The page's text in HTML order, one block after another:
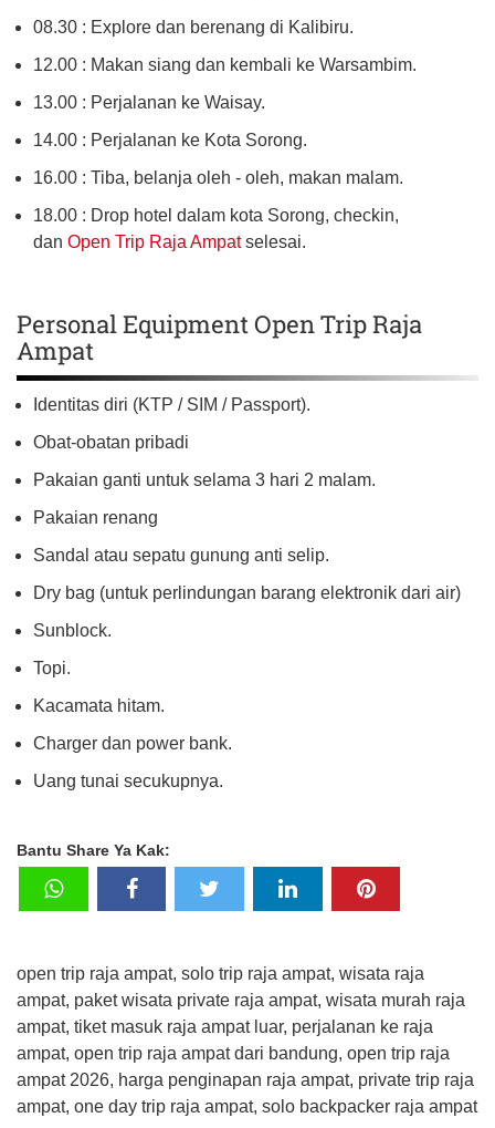
08.30 : Explore dan berenang di Kalibiru.
12.00 : Makan siang dan kembali ke Warsambim.
13.00 : Perjalanan ke Waisay.
14.00 : Perjalanan ke Kota Sorong.
16.00 : Tiba, belanja oleh - oleh, makan malam.
18.00 : Drop hotel dalam kota Sorong, checkin,
dan Open Trip Raja Ampatselesai.
Personal Equipment Open Trip Raja
Ampat
Identitas diri (KTP / SIM / Passport).
Obat-obatan pribadi
Pakaian ganti untuk selama 3 hari 2 malam.
Pakaian renang
Sandal atau sepatu gunung anti selip.
Dry bag (untuk perlindungan barang elektronik dari air)
Sunblock.
Topi.
Kacamata hitam.
Charger dan power bank.
Uang tunai secukupnya.
Bantu Share Ya Kak:
open trip raja ampat, solo trip raja ampat, wisata raja
ampat, paket wisata private raja ampat, wisata murah raja
ampat, tiket masuk raja ampat luar, perjalanan ke raja
ampat, open trip raja ampat dari bandung, open trip raja
ampat 2026, harga penginapan raja ampat, private trip raja
ampat, one day trip raja ampat, solo backpacker raja ampat